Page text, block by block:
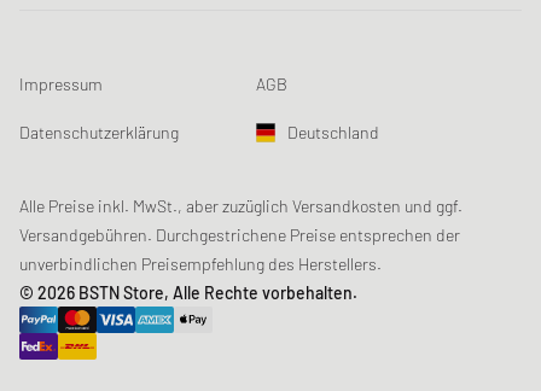
Loyalty Program
Produktsicherheit
Newsletter-Registrierung
Datenerfassung
Chronicles
Sustainability
Studentenrabatt: Unidays
Studentenrabatt: Studentbeans
Studentenrabatt: EDiU
Gutscheine & Aktionen
Impressum AGB
Datenschutzerklärung Deutschland
Alle Preise inkl. MwSt., aber zuzüglich Versandkosten und ggf.
Versandgebühren. Durchgestrichene Preise entsprechen der
unverbindlichen Preisempfehlung des Herstellers.
© 2026 BSTN Store, Alle Rechte vorbehalten.